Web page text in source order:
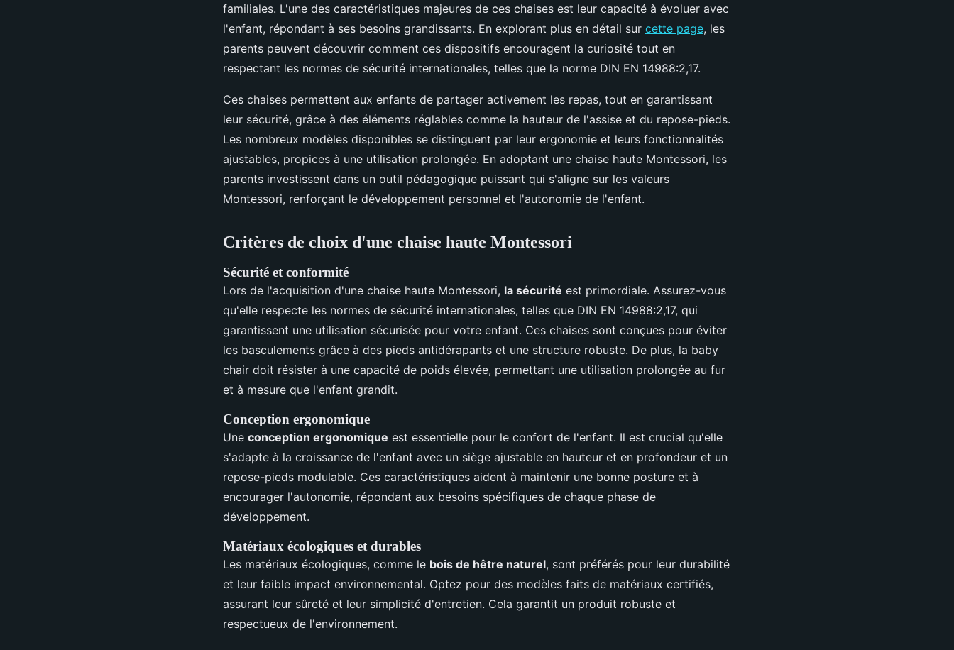
familiales. L'une des caractéristiques majeures de ces chaises est leur capacité à évoluer avec
l'enfant, répondant à ses besoins grandissants. En explorant plus en détail sur cette page, les
parents peuvent découvrir comment ces dispositifs encouragent la curiosité tout en
respectant les normes de sécurité internationales, telles que la norme DIN EN 14988:2,17.
Ces chaises permettent aux enfants de partager activement les repas, tout en garantissant
leur sécurité, grâce à des éléments réglables comme la hauteur de l'assise et du repose-pieds.
Les nombreux modèles disponibles se distinguent par leur ergonomie et leurs fonctionnalités
ajustables, propices à une utilisation prolongée. En adoptant une chaise haute Montessori, les
parents investissent dans un outil pédagogique puissant qui s'aligne sur les valeurs
Montessori, renforçant le développement personnel et l'autonomie de l'enfant.
Critères de choix d'une chaise haute Montessori
Sécurité et conformité
Lors de l'acquisition d'une chaise haute Montessori, la sécurité est primordiale. Assurez-vous
qu'elle respecte les normes de sécurité internationales, telles que DIN EN 14988:2,17, qui
garantissent une utilisation sécurisée pour votre enfant. Ces chaises sont conçues pour éviter
les basculements grâce à des pieds antidérapants et une structure robuste. De plus, la baby
chair doit résister à une capacité de poids élevée, permettant une utilisation prolongée au fur
et à mesure que l'enfant grandit.
Conception ergonomique
Une conception ergonomique est essentielle pour le confort de l'enfant. Il est crucial qu'elle
s'adapte à la croissance de l'enfant avec un siège ajustable en hauteur et en profondeur et un
repose-pieds modulable. Ces caractéristiques aident à maintenir une bonne posture et à
encourager l'autonomie, répondant aux besoins spécifiques de chaque phase de
développement.
Matériaux écologiques et durables
Les matériaux écologiques, comme le bois de hêtre naturel, sont préférés pour leur durabilité
et leur faible impact environnemental. Optez pour des modèles faits de matériaux certifiés,
assurant leur sûreté et leur simplicité d'entretien. Cela garantit un produit robuste et
respectueux de l'environnement.